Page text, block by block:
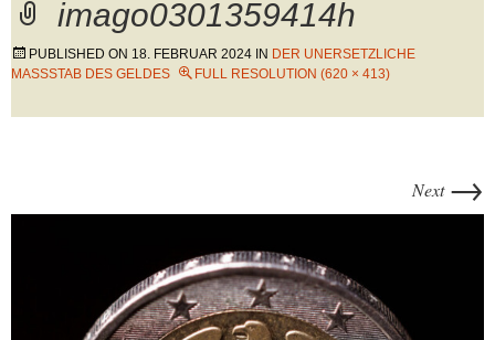
imago0301359414h
PUBLISHED ON 18. FEBRUAR 2024 IN DER UNERSETZLICHE
MASSSTAB DES GELDES
FULL RESOLUTION (620 × 413)
Next →